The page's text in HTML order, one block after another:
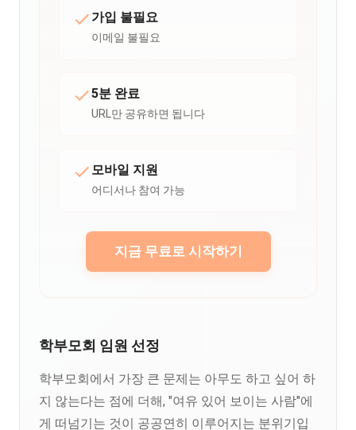
가입 불필요
이메일 불필요
5분 완료
URL만 공유하면 됩니다
모바일 지원
어디서나 참여 가능
지금 무료로 시작하기
학부모회 임원 선정
학부모회에서 가장 큰 문제는 아무도 하고 싶어 하
지 않는다는 점에 더해, "여유 있어 보이는 사람"에
게 떠넘기는 것이 공공연히 이루어지는 분위기입